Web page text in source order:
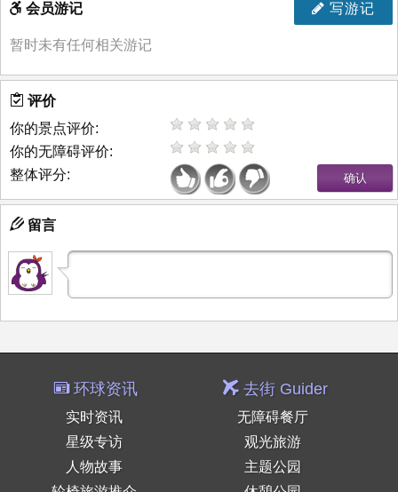
写游记
会员游记
暂时未有任何相关游记
评价
你的景点评价:
你的无障碍评价:
整体评分:
留言
环球资讯
实时资讯
星级专访
人物故事
去街 Guider
无障碍餐厅
观光旅游
主题公园